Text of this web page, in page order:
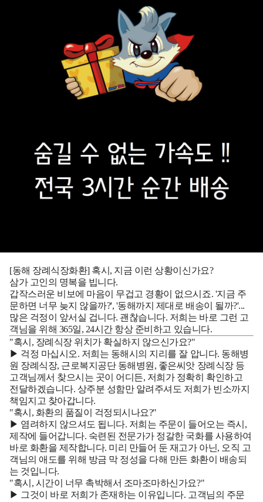
[동해 장례식장화환] 혹시, 지금 이런 상황이신가요?
삼가 고인의 명복을 빕니다.
갑작스러운 비보에 마음이 무겁고 경황이 없으시죠. '지금 주
문하면 너무 늦지 않을까?', '동해까지 제대로 배송이 될까?'...
많은 걱정이 앞서실 겁니다. 괜찮습니다. 저희는 바로 그런 고
객님을 위해 365일, 24시간 항상 준비하고 있습니다.
"혹시, 장례식장 위치가 확실하지 않으신가요?"
▶ 걱정 마십시오. 저희는 동해시의 지리를 잘 압니다. 동해병
원 장례식장, 근로복지공단 동해병원, 좋은씨앗 장례식장 등
고객님께서 찾으시는 곳이 어디든, 저희가 정확히 확인하고
전달하겠습니다. 상주분 성함만 알려주셔도 저희가 빈소까지
책임지고 찾아갑니다.
"혹시, 화환의 품질이 걱정되시나요?"
▶ 염려하지 않으셔도 됩니다. 저희는 주문이 들어오는 즉시,
제작에 들어갑니다. 숙련된 전문가가 정갈한 국화를 사용하여
바로 화환을 제작합니다. 미리 만들어 둔 재고가 아닌, 오직 고
객님의 애도를 위해 방금 막 정성을 다해 만든 화환이 배송되
는 것입니다.
"혹시, 시간이 너무 촉박해서 조마조마하신가요?"
▶ 그것이 바로 저희가 존재하는 이유입니다. 고객님의 주문